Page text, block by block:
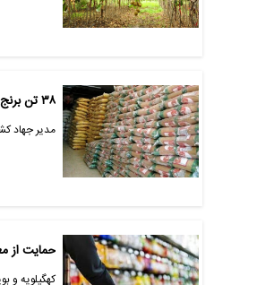
۳۸ تن برنج تنظیم بازار در شهرستان گناوه توزیع می شود
مدیر جهاد کشاورزی گناوه گفت: ۳۸ تن برنج طرح
حمایت از معیشت
کهگیلویه و